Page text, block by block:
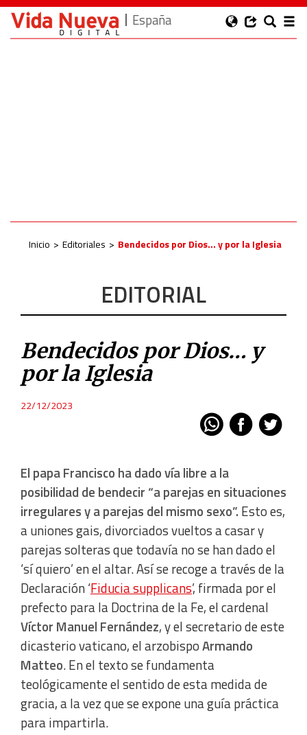
España
Inicio Editoriales Bendecidos por Dios… y por la Iglesia
EDITORIAL
Bendecidos por Dios… y
por la Iglesia
22/12/2023
El papa Francisco ha dado vía libre a la
posibilidad de bendecir “a parejas en situaciones
irregulares y a parejas del mismo sexo”. Esto es,
a uniones gais, divorciados vueltos a casar y
parejas solteras que todavía no se han dado el
‘sí quiero’ en el altar. Así se recoge a través de la
Declaración ‘Fiducia supplicans’, firmada por el
prefecto para la Doctrina de la Fe, el cardenal
Víctor Manuel Fernández, y el secretario de este
dicasterio vaticano, el arzobispoArmando
Matteo. En el texto se fundamenta
teológicamente el sentido de esta medida de
gracia, a la vez que se expone una guía práctica
para impartirla.